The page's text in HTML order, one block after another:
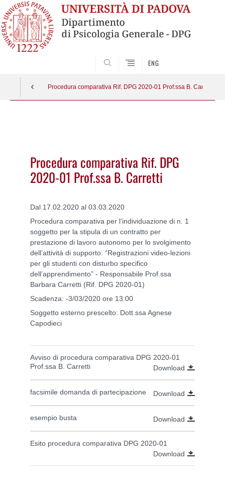
ENG
Procedura comparativa Rif. DPG 2020-01 Prof.ssa B. Carretti
Procedura comparativa Rif. DPG
2020-01 Prof.ssa B. Carretti
Dal 17.02.2020 al 03.03.2020
Procedura comparativa per l’individuazione di n. 1
soggetto per la stipula di un contratto per
prestazione di lavoro autonomo per lo svolgimento
dell’attività di supporto: “Registrazioni video-lezioni
per gli studenti con disturbo specifico
dell’apprendimento” - Responsabile Prof.ssa
Barbara Carretti (Rif. DPG 2020-01)
Scadenza: -3/03/2020 ore 13:00
Soggetto esterno prescelto: Dott.ssa Agnese
Capodieci
Avviso di procedura comparativa DPG 2020-01
Prof.ssa B. Carretti
Download
facsimile domanda di partecipazione Download
esempio busta Download
Esito procedura comparativa DPG 2020-01
Download